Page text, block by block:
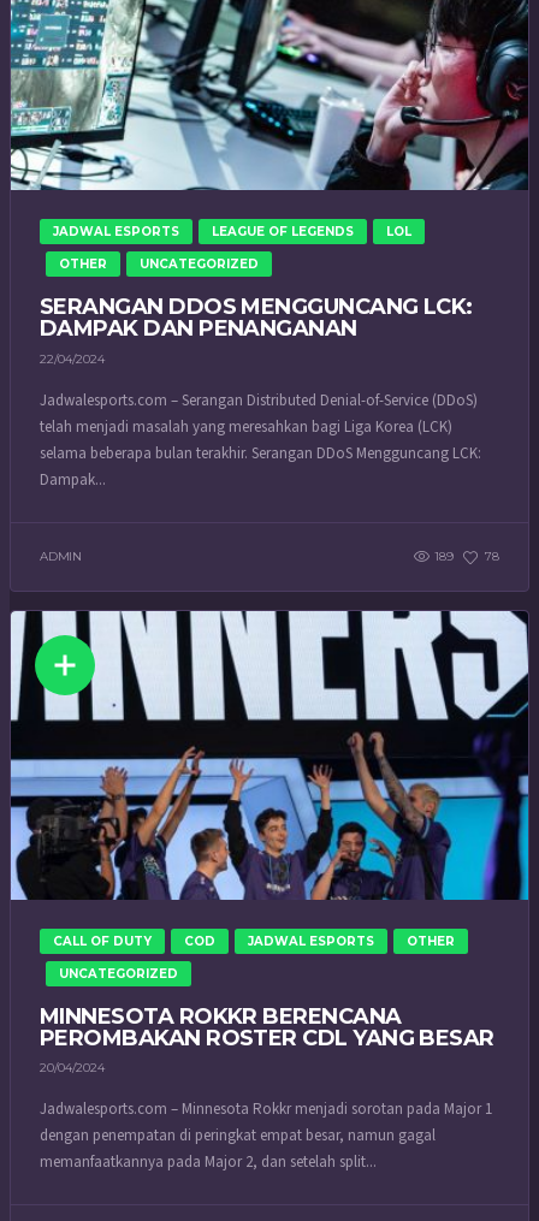
JADWAL ESPORTS LEAGUE OF LEGENDS LOL
OTHER UNCATEGORIZED
SERANGAN DDOS MENGGUNCANG LCK:
DAMPAK DAN PENANGANAN
22/04/2024
Jadwalesports.com – Serangan Distributed Denial-of-Service (DDoS)
telah menjadi masalah yang meresahkan bagi Liga Korea (LCK)
selama beberapa bulan terakhir. Serangan DDoS Mengguncang LCK:
Dampak...
ADMIN 189 78
CALL OF DUTY COD JADWAL ESPORTS OTHER
UNCATEGORIZED
MINNESOTA ROKKR BERENCANA
PEROMBAKAN ROSTER CDL YANG BESAR
20/04/2024
Jadwalesports.com – Minnesota Rokkr menjadi sorotan pada Major 1
dengan penempatan di peringkat empat besar, namun gagal
memanfaatkannya pada Major 2, dan setelah split...